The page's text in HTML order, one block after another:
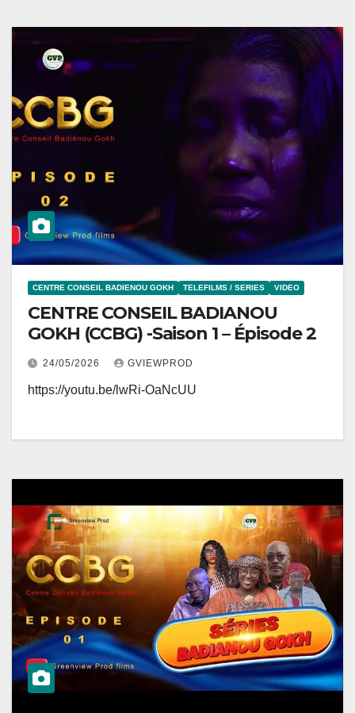
CENTRE CONSEIL BADIENOU GOKH TELEFILMS / SERIES VIDEO
CENTRE CONSEIL BADIANOU
GOKH (CCBG) -Saison 1 – Épisode 2
24/05/2026 GVIEWPROD
https://youtu.be/lwRi-OaNcUU